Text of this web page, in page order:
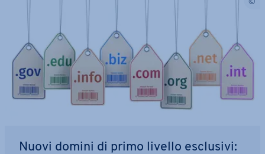
Nuovi domini di primo livello esclusivi: